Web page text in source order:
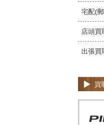
宅配(
店頭買
出張買
買